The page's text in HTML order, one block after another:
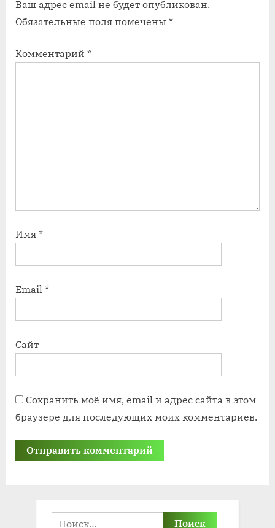
п
и
ь
п
и
ь
Ваш адрес email не будет опубликован.
Обязательные поля помечены *
Комментарий *
Имя *
Email *
Сайт
Сохранить моё имя, email и адрес сайта в этом
браузере для последующих моих комментариев.
Найти: